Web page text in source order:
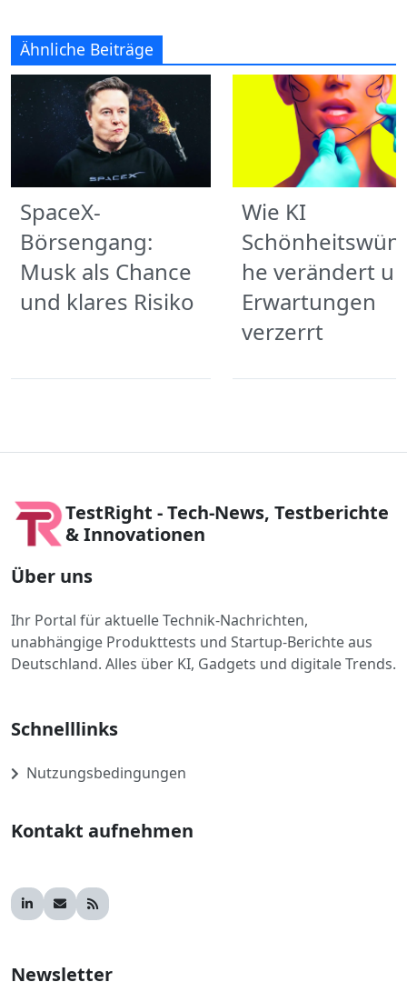
Ähnliche Beiträge
SpaceX-
Börsengang:
Musk als Chance
und klares Risiko
Wie KI
he verändert
Erwartungen
verzerrt
TestRight - Tech-News, Testberichte
& Innovationen
Über uns
Ihr Portal für aktuelle Technik-Nachrichten,
unabhängige Produkttests und Startup-Berichte aus
Deutschland. Alles über KI, Gadgets und digitale Trends.
Schnelllinks
Nutzungsbedingungen
Kontakt aufnehmen
Newsletter